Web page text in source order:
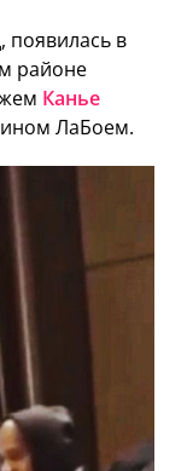
появилась в
районе
Канье
ЛаБоем.